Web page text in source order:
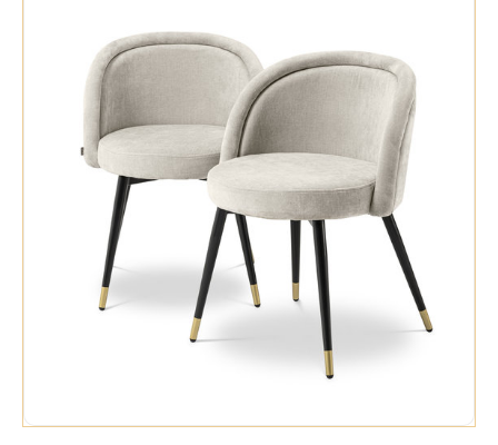
Wandlampen
Rode tinten
Warme Kleuren